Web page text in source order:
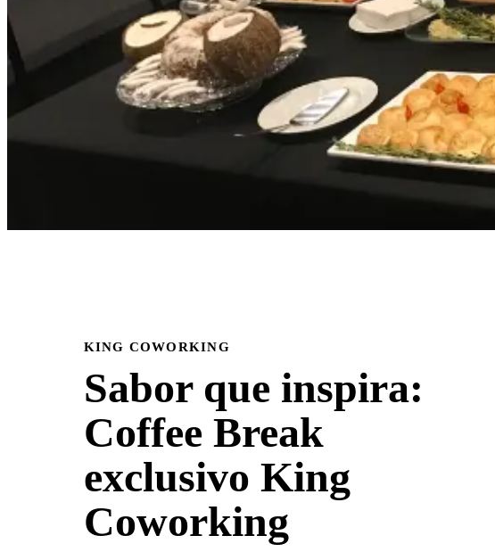
KING COWORKING
Sabor que inspira:
Coffee Break
exclusivo King
Coworking